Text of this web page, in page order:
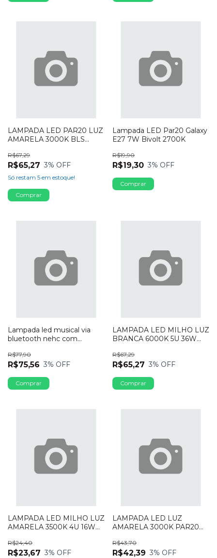
LAMPADA LED PAR20 LUZ
AMARELA 3000K BLS
R$65,27
R$67,29
3% OFF
Só restam 5 em estoque!
Lampada LED Par20 Galaxy
E27 7W Bivolt 2700K
R$19,30
R$19,90
3% OFF
Lampada led musical via
bluetooth nehc com
R$75,56
R$77,90
3% OFF
LAMPADA LED MILHO LUZ
BRANCA 6000K 5U 36W
R$65,27
R$67,29
3% OFF
LAMPADA LED MILHO LUZ
AMARELA 3500K 4U 16W
R$23,67
R$24,40
3% OFF
LAMPADA LED LUZ
AMARELA 3000K PAR20
FORD
R$42,39
R$43,70
3% OFF